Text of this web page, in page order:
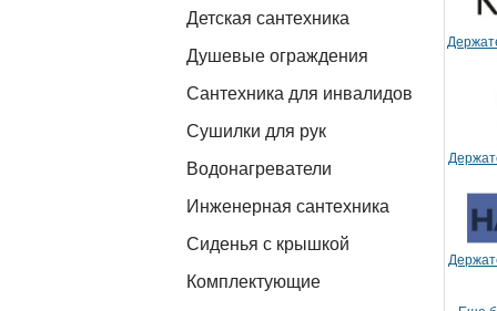
Детская сантехника
Душевые ограждения
Сантехника для инвалидов
Сушилки для рук
Водонагреватели
Инженерная сантехника
Сиденья с крышкой
Комплектующие